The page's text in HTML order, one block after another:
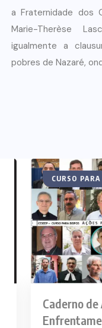
a Fraternidade dos
Marie-Therèse
igualmente a
pobres de Nazaré,
ARTIGOS
CURSO PARA
Caderno de